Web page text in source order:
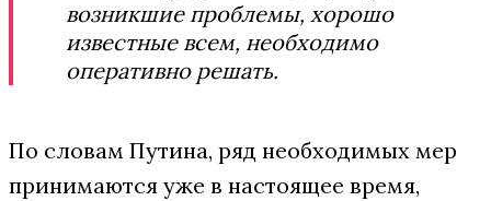
возникшие проблемы, хорошо
известные всем, необходимо
оперативно решать.
По словам Путина, ряд необходимых мер
принимаются уже в настоящее время,